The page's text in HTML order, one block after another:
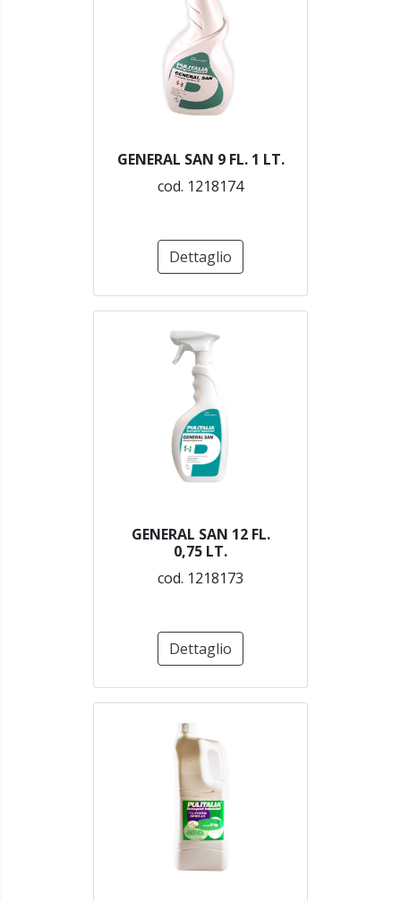
GENERAL SAN 9 FL. 1 LT.
cod. 1218174
Dettaglio
GENERAL SAN 12 FL.
0,75 LT.
cod. 1218173
Dettaglio